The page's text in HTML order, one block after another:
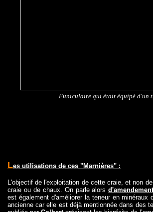
Funiculaire qui était équipé d'un
Les utilisations de ces "Marnières" :
L'objectif de l'exploitation de cette craie, et non
craie ou de chaux. On parle alors
est également d'améliorer la teneur en
ancienne car elle est déjà mentionnée dans des